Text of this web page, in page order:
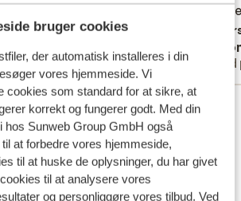
bruger cookies
der automatisk installeres i din
vores hjemmeside. Vi
cookies som standard for at sikre, at
korrekt og fungerer godt. Med din
hos Sunweb Group GmbH også
at forbedre vores hjemmeside,
til at huske de oplysninger, du har givet
til at analysere vores
og personliggøre vores tilbud. Ved
alle 88 anmeldelser